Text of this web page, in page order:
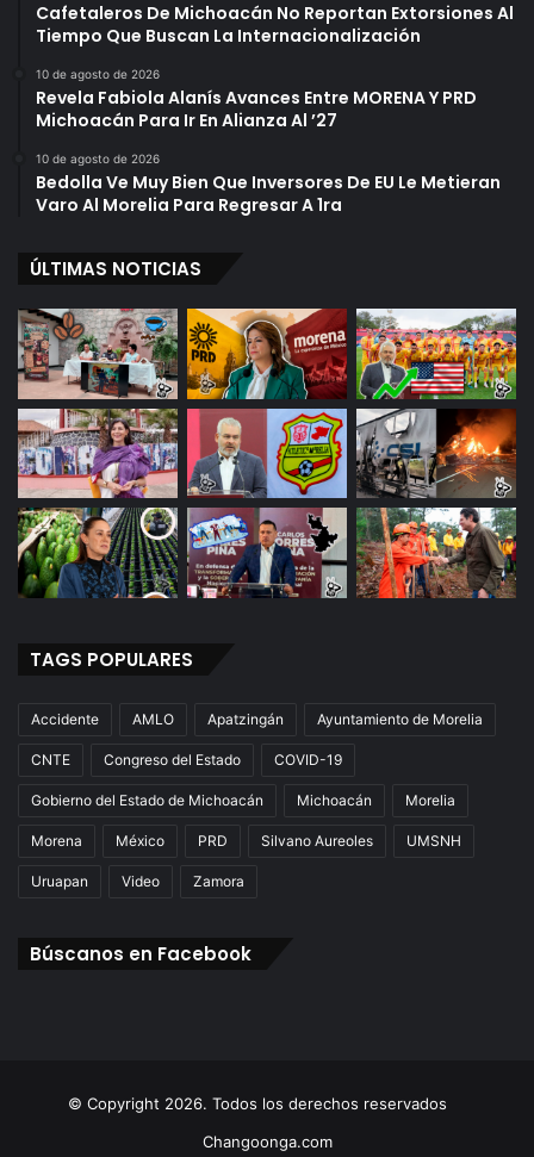
Cafetaleros De Michoacán No Reportan Extorsiones Al
Tiempo Que Buscan La Internacionalización
10 de agosto de 2026
Revela Fabiola Alanís Avances Entre MORENA Y PRD
Michoacán Para Ir En Alianza Al ’27
10 de agosto de 2026
Bedolla Ve Muy Bien Que Inversores De EU Le Metieran
Varo Al Morelia Para Regresar A 1ra
ÚLTIMAS NOTICIAS
TAGS POPULARES
Accidente AMLO Apatzingán Ayuntamiento de Morelia
CNTE Congreso del Estado COVID-19
Gobierno del Estado de Michoacán Michoacán Morelia
Morena México PRD Silvano Aureoles UMSNH
Uruapan Video Zamora
Búscanos en Facebook
© Copyright 2026. Todos los derechos reservados
Changoonga.com